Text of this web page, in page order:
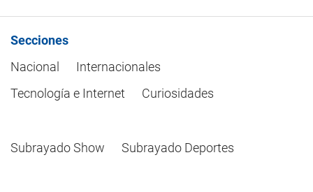
Secciones
Nacional
Internacionales
Tecnología e Internet
Curiosidades
Subrayado Show Subrayado Deportes